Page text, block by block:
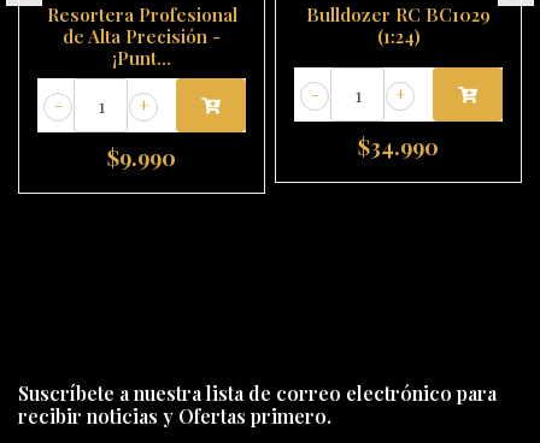
Resortera Profesional
de Alta Precisión -
¡Punt...
+
-
$9.990
Bulldozer RC BC1029
(1:24)
+
-
$34.990
Suscríbete a nuestra lista de correo electrónico para
recibir noticias y Ofertas primero.